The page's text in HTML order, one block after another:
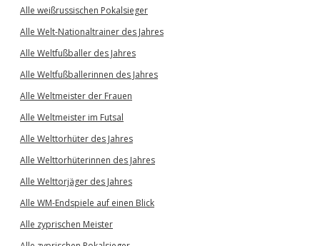
Alle weißrussischen Pokalsieger
Alle Welt-Nationaltrainer des Jahres
Alle Weltfußballer des Jahres
Alle Weltfußballerinnen des Jahres
Alle Weltmeister der Frauen
Alle Weltmeister im Futsal
Alle Welttorhüter des Jahres
Alle Welttorhüterinnen des Jahres
Alle Welttorjäger des Jahres
Alle WM-Endspiele auf einen Blick
Alle zyprischen Meister